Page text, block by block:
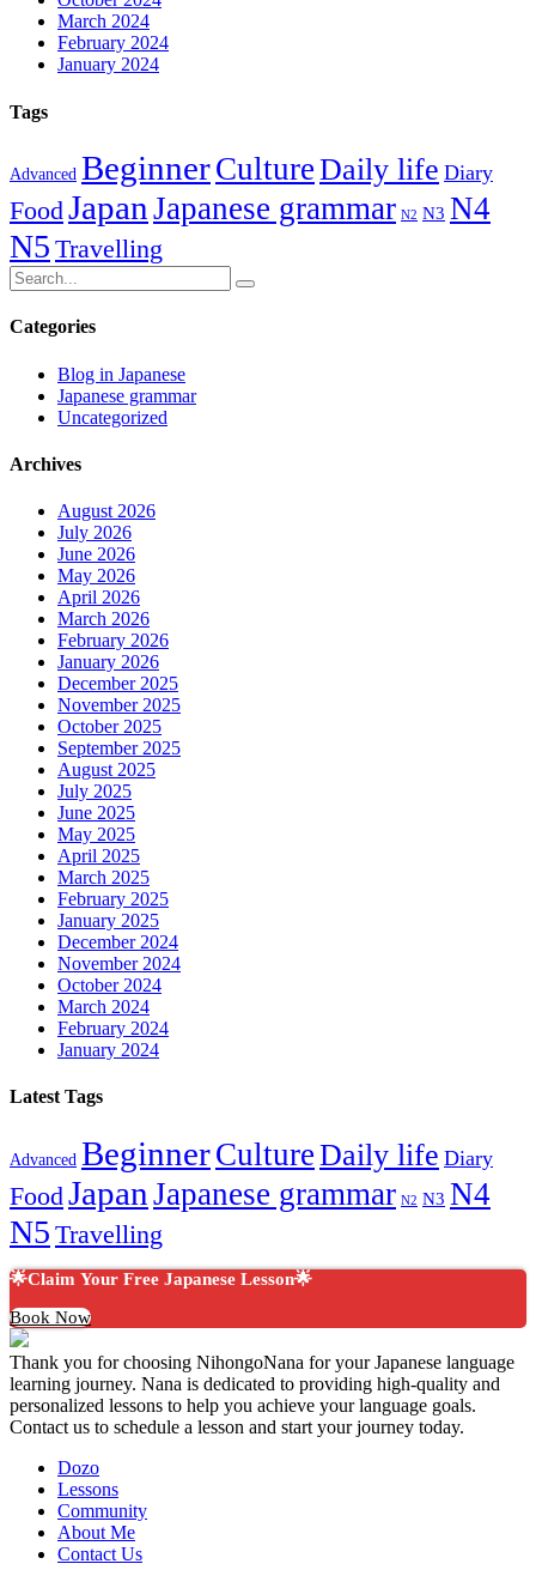
March 2024
February 2024
January 2024
Tags
Advanced BeginnerCultureDaily life Diary
Food Japan Japanese grammar N2 N3 N4
N5 Travelling
Categories
Blog in Japanese
Japanese grammar
Uncategorized
Archives
August 2026
July 2026
June 2026
May 2026
April 2026
March 2026
February 2026
January 2026
December 2025
November 2025
October 2025
September 2025
August 2025
July 2025
June 2025
May 2025
April 2025
March 2025
February 2025
January 2025
December 2024
November 2024
October 2024
March 2024
February 2024
January 2024
Latest Tags
Advanced BeginnerCultureDaily life Diary
Food Japan Japanese grammar N2 N3 N4
N5 Travelling
🌟Claim Your Free Japanese Lesson🌟
Book Now
Thank you for choosing NihongoNana for your Japanese language
learning journey. Nana is dedicated to providing high-quality and
personalized lessons to help you achieve your language goals.
Contact us to schedule a lesson and start your journey today.
Dozo
Lessons
Community
About Me
Contact Us